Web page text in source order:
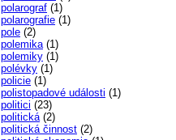
polarograf (1)
polarografie (1)
pole (2)
polemika(1)
polemiky (1)
polévky (1)
policie (1)
polistopadové události (1)
politici (23)
politická(2)
politická činnost (2)